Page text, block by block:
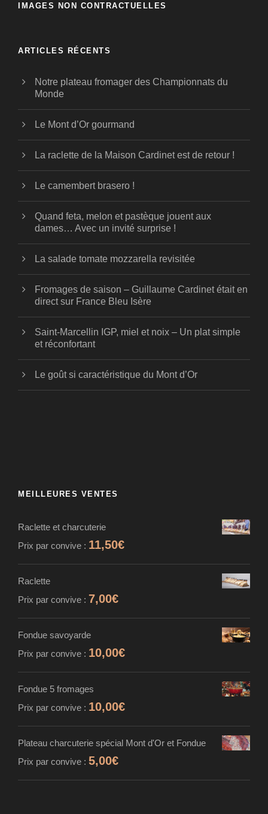
IMAGES NON CONTRACTUELLES
ARTICLES RÉCENTS
Notre plateau fromager des Championnats du
Monde
Le Mont d’Or gourmand
La raclette de la Maison Cardinet est de retour !
Le camembert brasero !
Quand feta, melon et pastèque jouent aux
dames… Avec un invité surprise !
La salade tomate mozzarella revisitée
Fromages de saison – Guillaume Cardinet était en
direct sur France Bleu Isère
Saint-Marcellin IGP, miel et noix – Un plat simple
et réconfortant
Le goût si caractéristique du Mont d’Or
MEILLEURES VENTES
Raclette et charcuterie
Prix par convive : 11,50€
Raclette
Prix par convive : 7,00€
Fondue savoyarde
Prix par convive : 10,00€
Fondue 5 fromages
Prix par convive : 10,00€
Plateau charcuterie spécial Mont d'Or et Fondue
Prix par convive : 5,00€